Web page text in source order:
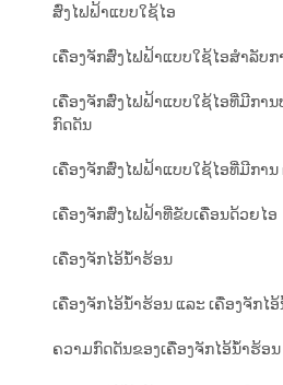
ສົ່ງໄຟຟ້າແບບໃຊ້ໄອ
ເຄື່ອງຈັກສົ່ງໄຟຟ້າແບບໃຊ້ໄອສຳລັບ
ເຄື່ອງຈັກສົ່ງໄຟຟ້າແບບໃຊ້ໄອທີ່ມີກາ
ກົດດັນ
ເຄື່ອງຈັກສົ່ງໄຟຟ້າແບບໃຊ້ໄອທີ່ມີການ
ເຄື່ອງຈັກສົ່ງໄຟຟ້າທີ່ຂັບເຄື່ອນດ້ວຍໄອ
ເຄື່ອງຈັກໄອ້ນ້ຳຮ້ອນ
ເຄື່ອງຈັກໄອ້ນ້ຳຮ້ອນ ແລະ ເຄື່ອງຈັກໄ
ຄວາມກົດດັນຂອງເຄື່ອງຈັກໄອ້ນ້ຳຮ້ອນ